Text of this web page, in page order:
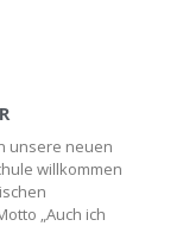
unsere neuen
willkommen
„Auch ich